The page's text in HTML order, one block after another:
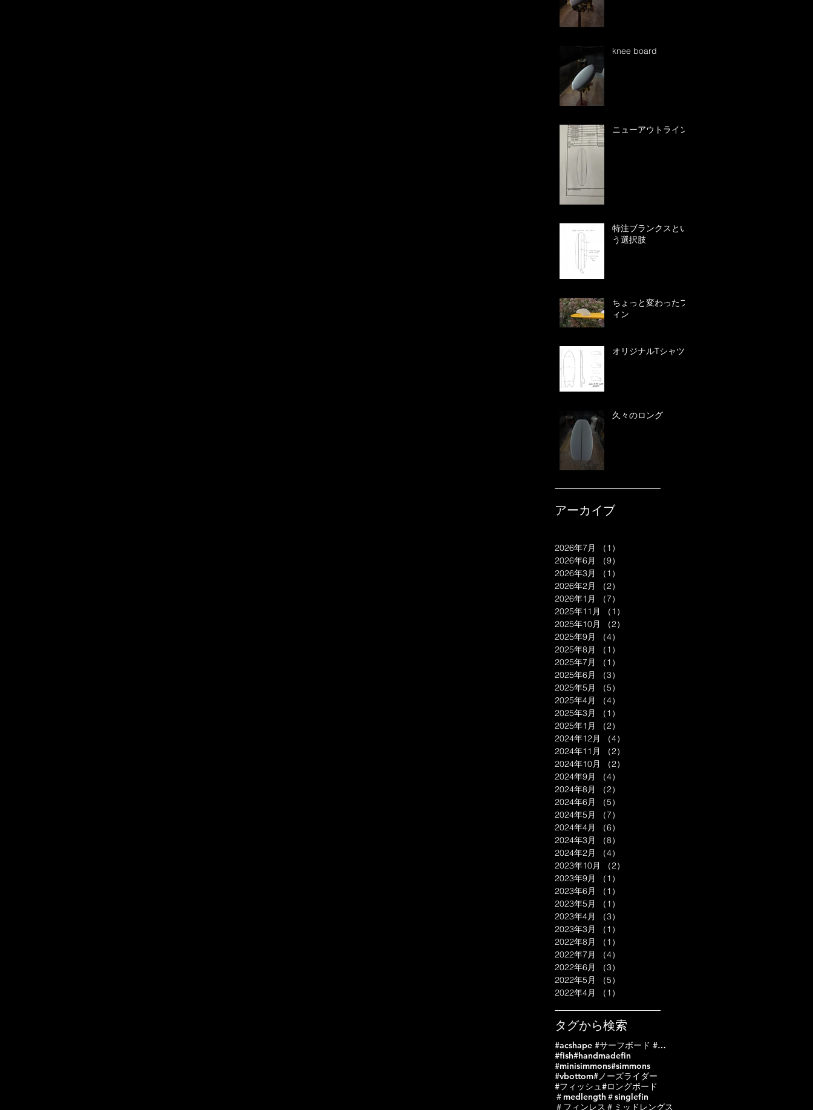
knee board
ニューアウトライン
特注ブランクスとい
う選択肢
ちょっと変わったフ
ィン
オリジナルTシャツ
久々のロング
アーカイブ
2026年7月 （1）
2026年6月
（9）
2026年3月
（1）
2026年2月
（2）
2026年1月
（7）
2025年11月
（1）
2025年10月
（2）
2025年9月
（4）
2025年8月
（1）
2025年7月
（1）
2025年6月
（3）
2025年5月
（5）
2025年4月
（4）
2025年3月
（1）
2025年1月
（2）
2024年12月
（4）
2024年11月
（2）
2024年10月
（2）
2024年9月
（4）
2024年8月
（2）
2024年6月
（5）
2024年5月
（7）
2024年4月
（6）
2024年3月
（8）
2024年2月
（4）
2023年10月
（2）
2023年9月
（1）
2023年6月
（1）
2023年5月
（1）
2023年4月
（3）
2023年3月
（1）
2022年8月
（1）
2022年7月
（4）
2022年6月
（3）
2022年5月
（5）
2022年4月
（1）
タグから検索
#acshape #サーフボード #サーフボードオーダー #サーフィン
#fish#handmadefin
#minisimmons#simmons
#vbottom#ノーズライダー
#フィッシュ#ロングボード
＃medlength ＃singlefin
＃フィンレス ＃ミッドレングス